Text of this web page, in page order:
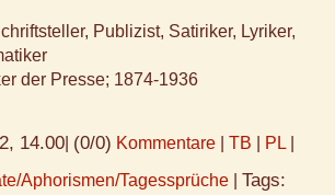
Publizist, Satiriker, Lyriker,
der Presse; 1874-1936
14.00 (0/0) Kommentare TB PL
Aphorismen/Tagessprüche Tags: